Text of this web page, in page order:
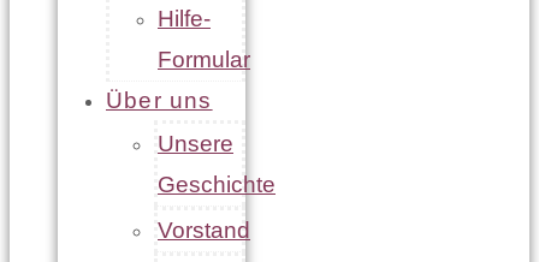
Hilfe-
Formular
Über uns
Unsere
Geschichte
Vorstand